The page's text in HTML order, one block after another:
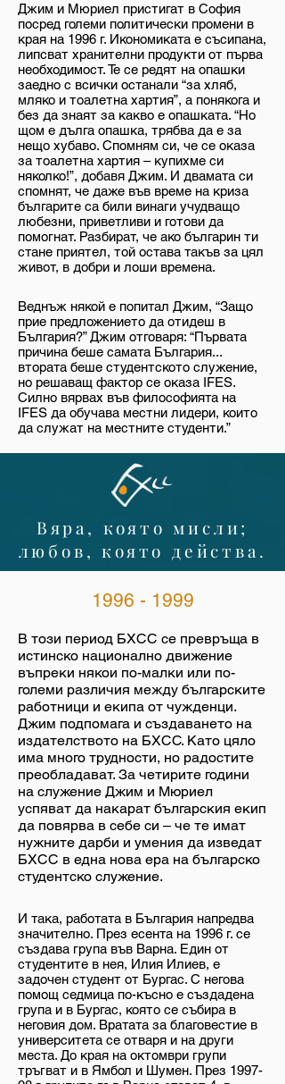
Джим и Мюриел пристигат в София
посред големи политически промени в
края на 1996 г. Икономиката е съсипана,
липсват хранителни продукти от първа
необходимост. Те се редят на опашки
заедно с всички останали “за хляб,
мляко и тоалетна хартия”, а понякога и
без да знаят за какво е опашката. “Но
щом е дълга опашка, трябва да е за
нещо хубаво. Спомням си, че се оказа
за тоалетна хартия – купихме си
няколко!”, добавя Джим. И двамата си
спомнят, че даже във време на криза
българите са били винаги учудващо
любезни, приветливи и готови да
помогнат. Разбират, че ако българин ти
стане приятел, той остава такъв за цял
живот, в добри и лоши времена.
Веднъж някой е попитал Джим, “Защо
прие предложението да отидеш в
България?” Джим отговаря: “Първата
причина беше самата България...
втората беше студентското служение,
но решаващ фактор се оказа IFES.
Силно вярвах във философията на
IFES да обучава местни лидери, които
да служат на местните студенти.”
Вяра, която мисли;
любов, която действа.
1996 - 1999
В този период БХСС се превръща в
истинско национално движение
въпреки някои по-малки или по-
големи различия между българските
работници и екипа от чужденци.
Джим подпомага и създаването на
издателството на БХСС. Като цяло
има много трудности, но радостите
преобладават. За четирите години
на служение Джим и Мюриел
успяват да накарат българския екип
да повярва в себе си – че те имат
нужните дарби и умения да изведат
БХСС в една нова ера на българско
студентско служение.
И така, работата в България напредва
значително. През есента на 1996 г. се
създава група във Варна. Един от
студентите в нея, Илия Илиев, е
задочен студент от Бургас. С негова
помощ седмица по-късно е създадена
група и в Бургас, която се събира в
неговия дом. Вратата за благовестие в
университета се отваря и на други
места. До края на октомври групи
тръгват и в Ямбол и Шумен. През 1997-